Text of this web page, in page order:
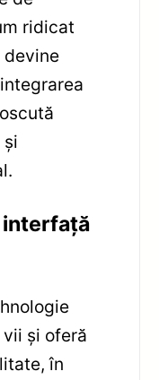
ridicat
devine
și
și oferă
în